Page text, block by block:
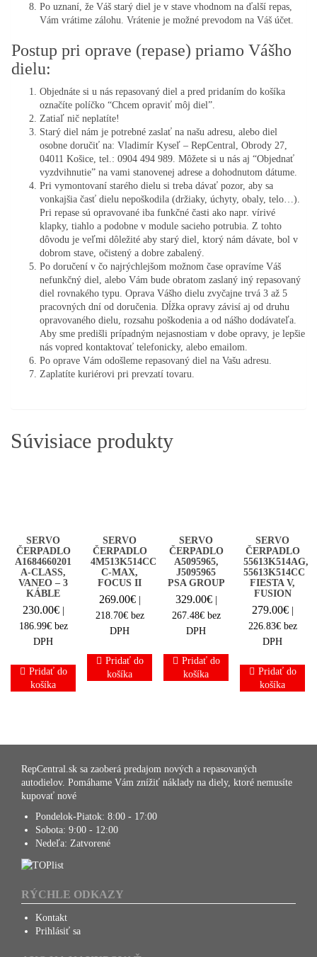
Po uznaní, že Váš starý diel je v stave vhodnom na ďalší repas,
Vám vrátime zálohu. Vrátenie je možné prevodom na Váš účet.
Postup pri oprave (repase) priamo Vášho
dielu:
Objednáte si u nás repasovaný diel a pred pridaním do košíka
označíte políčko “Chcem opraviť môj diel”.
Zatiaľ nič neplatíte!
Starý diel nám je potrebné zaslať na našu adresu, alebo diel
osobne doručiť na: Vladimír Kyseľ – RepCentral, Obrody 27,
04011 Košice, tel.: 0904 494 989. Môžete si u nás aj “Objednať
vyzdvihnutie” na vami stanovenej adrese a dohodnutom dátume.
Pri vymontovaní starého dielu si treba dávať pozor, aby sa
vonkajšia časť dielu nepoškodila (držiaky, úchyty, obaly, telo…).
Pri repase sú opravované iba funkčné časti ako napr. vírivé
klapky, tiahlo a podobne v module sacieho potrubia. Z tohto
dôvodu je veľmi dôležité aby starý diel, ktorý nám dávate, bol v
dobrom stave, očistený a dobre zabalený.
Po doručení v čo najrýchlejšom možnom čase opravíme Váš
nefunkčný diel, alebo Vám bude obratom zaslaný iný repasovaný
diel rovnakého typu. Oprava Vášho dielu zvyčajne trvá 3 až 5
pracovných dní od doručenia. Dĺžka opravy závisí aj od druhu
opravovaného dielu, rozsahu poškodenia a od nášho dodávateľa.
Aby sme predišli prípadným nejasnostiam v dobe opravy, je lepšie
nás vopred kontaktovať telefonicky, alebo emailom.
Po oprave Vám odošleme repasovaný diel na Vašu adresu.
Zaplatíte kuriérovi pri prevzatí tovaru.
Súvisiace produkty
SERVO
ČERPADLO
A1684660201
A-CLASS,
VANEO – 3
KÁBLE
230.00€ |
186.99€bez
DPH
Pridať do
košíka
SERVO
ČERPADLO
4M513K514CC
C-MAX,
FOCUS II
269.00€ |
218.70€bez
DPH
Pridať do
košíka
SERVO
ČERPADLO
A5095965,
J5095965
PSA GROUP
329.00€ |
267.48€bez
DPH
Pridať do
košíka
SERVO
ČERPADLO
55613K514AG,
55613K514CC
FIESTA V,
FUSION
279.00€ |
226.83€bez
DPH
Pridať do
košíka
RepCentral.sk sa zaoberá predajom nových a repasovaných
autodielov. Pomáhame Vám znížiť náklady na diely, ktoré nemusíte
kupovať nové
Pondelok-Piatok: 8:00 - 17:00
Sobota: 9:00 - 12:00
Nedeľa: Zatvorené
RÝCHLE ODKAZY
Kontakt
Prihlásiť sa